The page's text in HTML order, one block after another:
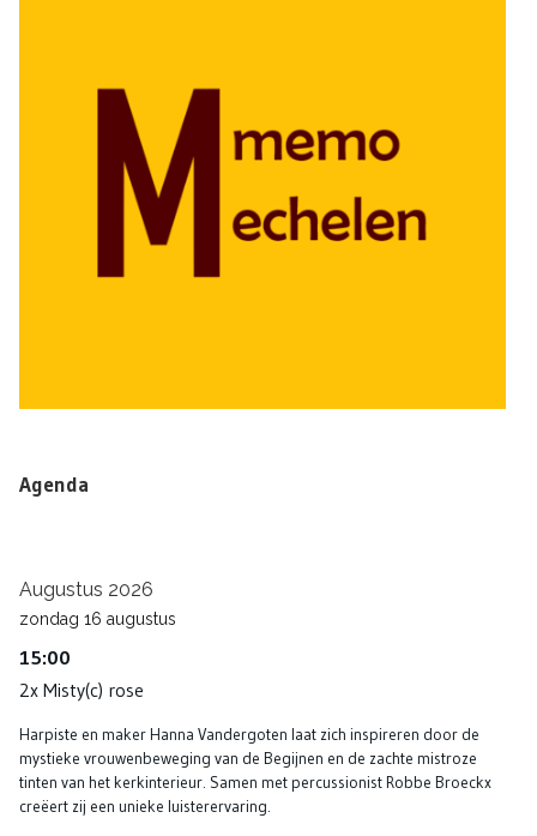
Agenda
Augustus 2026
zondag 16 augustus
15:00
2x Misty(c) rose
Harpiste en maker Hanna Vandergoten laat zich inspireren door de
mystieke vrouwenbeweging van de Begijnen en de zachte mistroze
tinten van het kerkinterieur. Samen met percussionist Robbe Broeckx
creëert zij een unieke luisterervaring.